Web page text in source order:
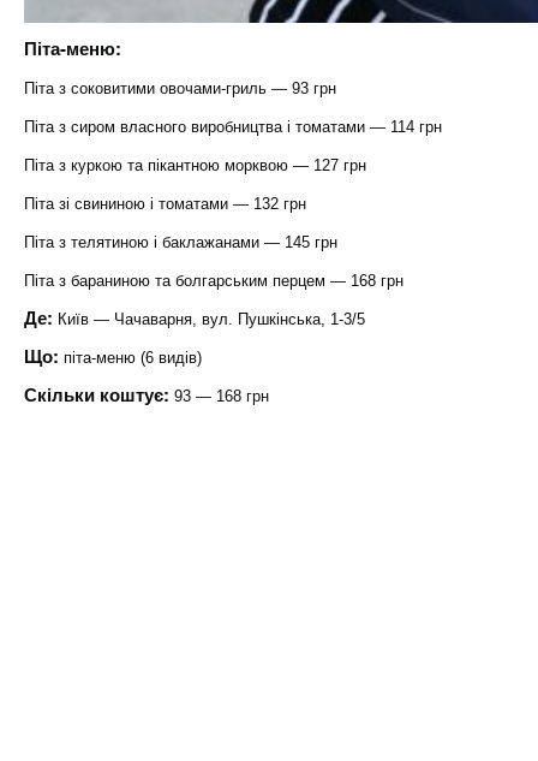
Піта-меню:
Піта з соковитими овочами-гриль — 93 грн
Піта з сиром власного виробництва і томатами — 114 грн
Піта з куркою та пікантною морквою — 127 грн
Піта зі свининою і томатами — 132 грн
Піта з телятиною і баклажанами — 145 грн
Піта з бараниною та болгарським перцем — 168 грн
Де: Київ — Чачаварня, вул. Пушкінська, 1-3/5
Що: піта-меню (6 видів)
Скільки коштує: 93 — 168 грн